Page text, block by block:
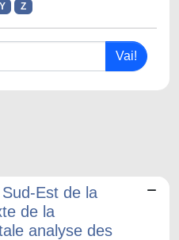
Y Z
Est de la
de la
analyse des